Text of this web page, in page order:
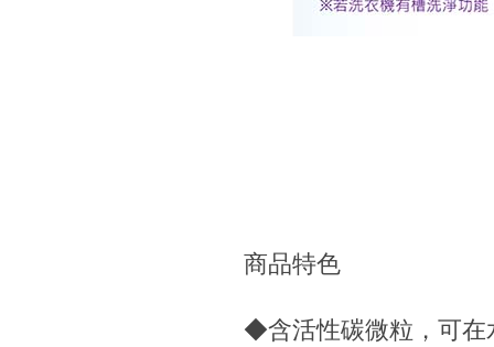
商品特色
◆含活性碳微粒，可在